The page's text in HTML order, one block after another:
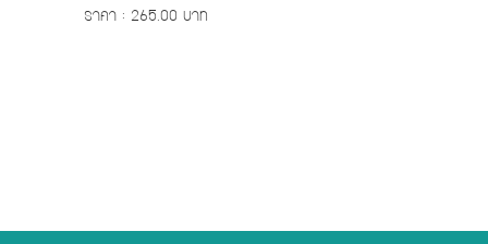
ราคา : 265.00 บาท